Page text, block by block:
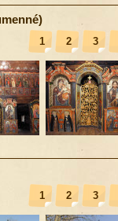
1 2 3
1 2 3